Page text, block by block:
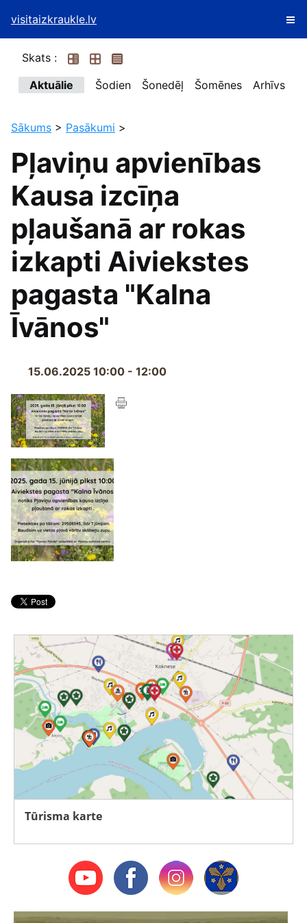
visitaizkraukle.lv
Skats :
Aktuālie
Šodien Šonedēļ Šomēnes Arhīvs
Sākums > Pasākumi >
Pļaviņu apvienības
Kausa izcīņa
pļaušanā ar rokas
izkapti Aiviekstes
pagasta "Kalna
Īvānos"
15.06.2025 10:00 - 12:00
Tūrisma karte